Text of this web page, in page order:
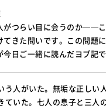
がつらい目に会うのか──
きた問いです。この問題
日ご一緒に読んだヨブ記で
う人がいた。無垢な正しい
いた。七人の息子と三人